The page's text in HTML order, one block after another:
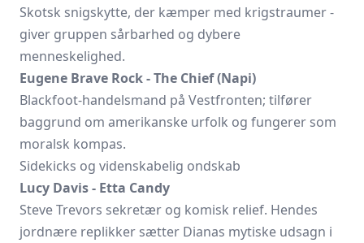
Skotsk snigskytte, der kæmper med krigstraumer -
giver gruppen sårbarhed og dybere
menneskelighed.
Eugene Brave Rock - The Chief (Napi)
Blackfoot-handelsmand på Vestfronten; tilfører
baggrund om amerikanske urfolk og fungerer som
moralsk kompas.
Sidekicks og videnskabelig ondskab
Lucy Davis - Etta Candy
Steve Trevors sekretær og komisk relief. Hendes
jordnære replikker sætter Dianas mytiske udsagn i